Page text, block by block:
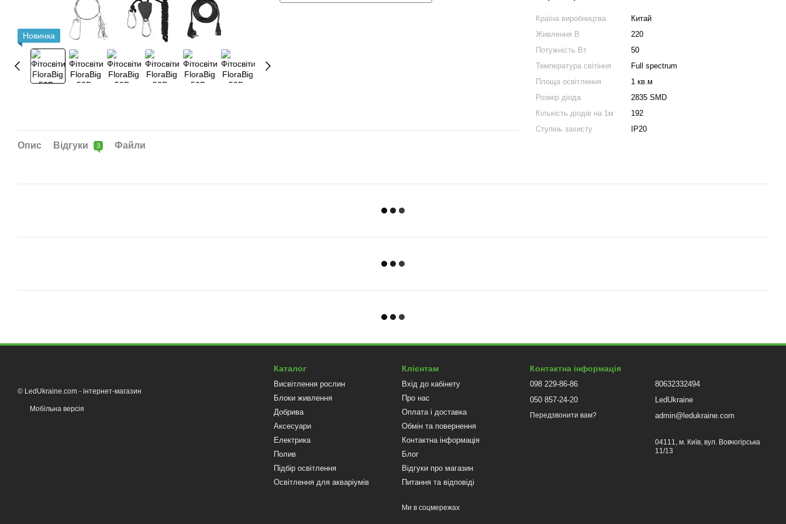
Новинка
Країна виробництва
Китай
Живлення В
220
Потужність Вт
50
Температура світіння
Full spectrum
Площа освітлення
1 кв.м
Розмір діода
2835 SMD
Кількість діодів на 1м
192
Ступінь захисту
IP20
Опис Відгуки 3 Файли
© LedUkraine.com - інтернет-магазин
Мобільна версія
Каталог
Висвітлення рослин
Блоки живлення
Добрива
Аксесуари
Електрика
Полив
Підбір освітлення
Освітлення для акваріумів
Клієнтам
Вхід до кабінету
Про нас
Оплата і доставка
Обмін та повернення
Контактна інформація
Блог
Відгуки про магазин
Питання та відповіді
Ми в соцмережах
Контактна інформація
098 229-86-86
050 857-24-20
Передзвонити вам?
80632332494
LedUkraine
admin@ledukraine.com
04111, м. Київ, вул. Вовчогірська
11/13